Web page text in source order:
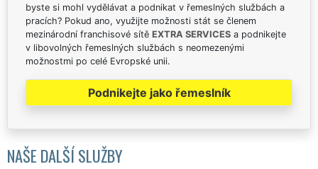
byste si mohl vydělávat a podnikat v řemeslných službách a
pracích? Pokud ano, využijte možnosti stát se členem
mezinárodní franchisové sítě EXTRA SERVICES a podnikejte
v libovolných řemeslných službách s neomezenými
možnostmi po celé Evropské unii.
Podnikejte jako řemeslník
NAŠE DALŠÍ SLUŽBY